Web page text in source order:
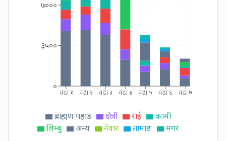
वडा १ वडा २ वडा ३ वडा ४ वडा ५ वडा ६ वडा ७
०
३५००
७०००
ब्राह्मण पहाड क्षेत्री राई
कामी
लिम्बु
अन्य नेवार तामाङ मगर